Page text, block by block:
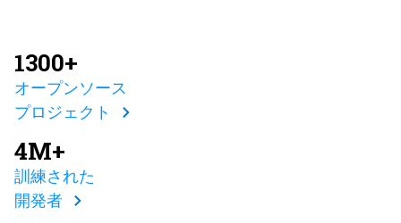
1300+
オープンソース
プロジェクト
4M+
訓練された
開発者